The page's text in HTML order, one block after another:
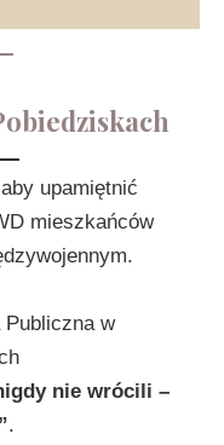
upamiętnić
mieszkańców
w
nie wrócili –
.